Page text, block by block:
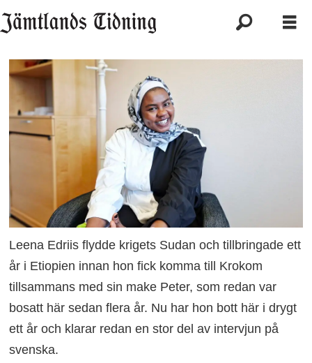
Leena Edriis flydde krigets Sudan och tillbringade ett
år i Etiopien innan hon fick komma till Krokom
tillsammans med sin make Peter, som redan var
bosatt här sedan flera år. Nu har hon bott här i drygt
ett år och klarar redan en stor del av intervjun på
svenska.